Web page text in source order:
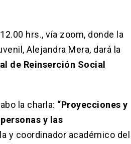
hrs., vía zoom, donde la
Alejandra Mera, dará la
de Reinserción Social
la charla: “Proyecciones y
y las
y coordinador académico del